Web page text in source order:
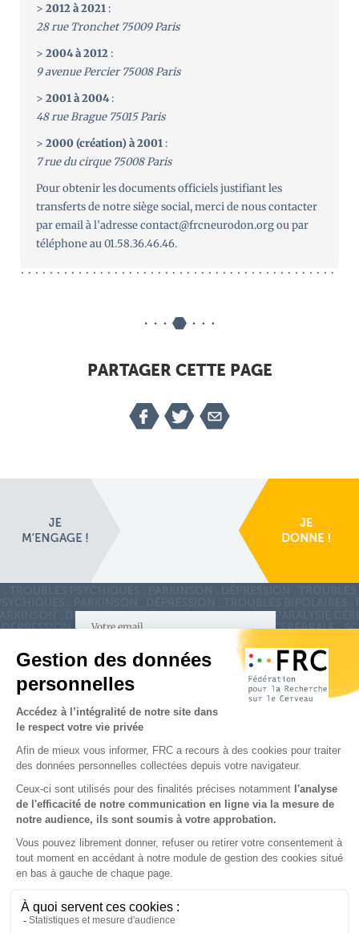
> 2012 à 2021 :
28 rue Tronchet 75009 Paris
> 2004 à 2012 :
9 avenue Percier 75008 Paris
> 2001 à 2004:
48 rue Brague 75015 Paris
> 2000 (création) à 2001 :
7 rue du cirque 75008 Paris
Pour obtenir les documents officiels justifiant les
transferts de notre siège social, merci de nous contacter
par email à l’adresse contact@frcneurodon.org ou par
téléphone au 01.58.36.46.46.
PARTAGER CETTE PAGE
S'inscrire à la newsletter
les réseaux sociaux
Partenaires & Mécènes